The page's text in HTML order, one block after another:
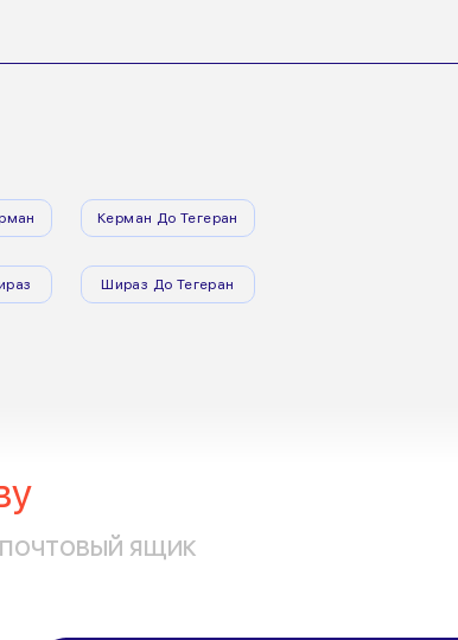
Керман До Тегеран
Шираз До Тегеран
ящик